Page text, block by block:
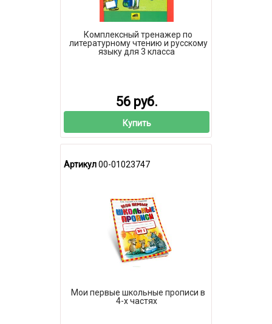
Комплексный тренажер по
литературному чтению и русскому
языку для 3 класса
56 руб.
Купить
Артикул00-01023747
Мои первые школьные прописи в
4-х частях